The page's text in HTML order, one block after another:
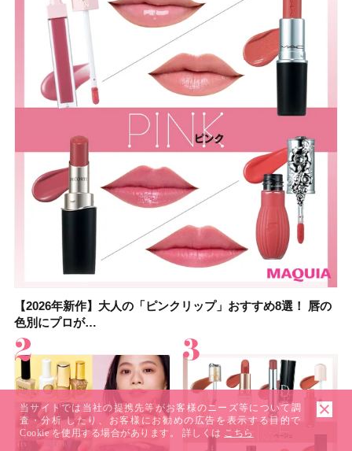
【2026年新作】大人の「ピンクリップ」おすすめ8選！ 唇の
色別にプロが…
【上田竜也さんのマイベストコスメ５選】大人になって開眼
したからこそ愛が深…
【2026年新作】大人の「ピンクリップ」おすすめ8選！ 唇の
色別にプロが…
【2026夏】「香水・フレグランス」ランキングTOP5！＜美
容マニア・マ…
【2026夏】「歯磨き粉・オーラルケア」ランキングTOP5！
＜美容マニア…
【2026年夏】40代におすすめの髪型30選！ 若く見える・手
入れが楽な…
【鈴木えみさんの愛用品30選】コスメ・スキンケア・ヘアケ
アetc.お気に…
【キャンメイク】売切続出！先行発売中の「クリアヴェール
セッティングパウダ…
当サイトでは当社の提携先等がお客様のニーズ等について調
査・分析 したり、お客様にお勧めの広告を表示する目的で
Cookie を使用する場合があります。 詳しくは こちら